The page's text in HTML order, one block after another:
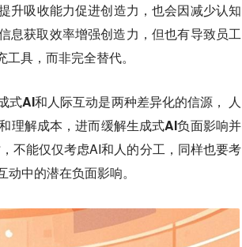
升吸收能力促进创造力，也会因减少认知
息获取效率增强创造力，但也有导致员工
具，而非完全替代。
式AI和人际互动是两种差异化的信源， 人
理解成本，进而缓解生成式AI负面影响并
不能仅仅考虑AI和人的分工，同样也要考
中的潜在负面影响。